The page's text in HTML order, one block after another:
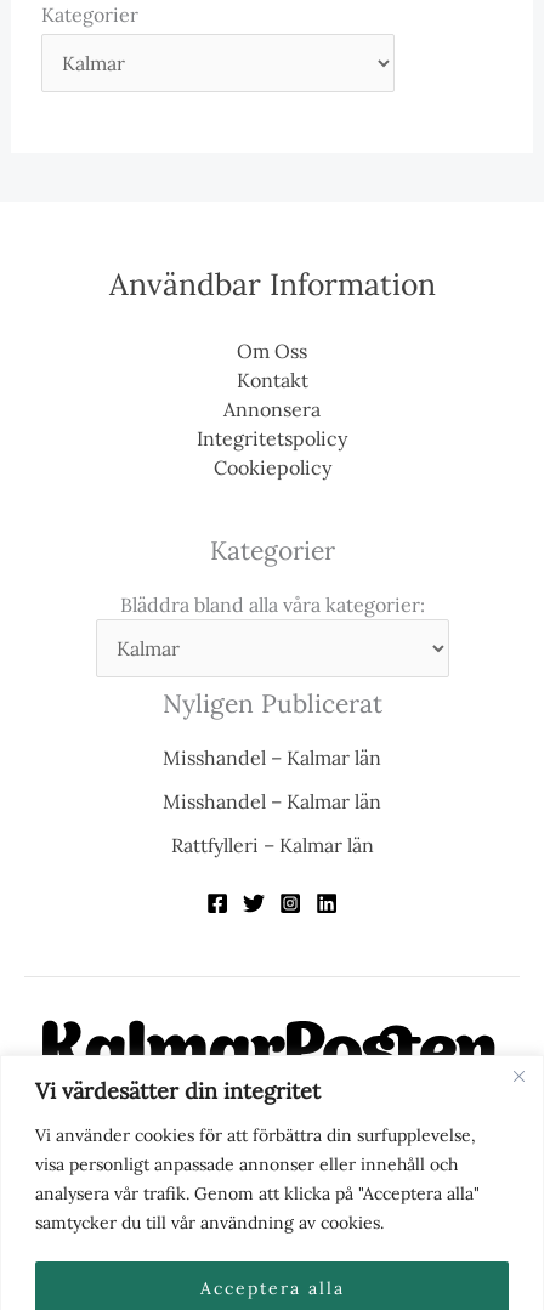
Vi värdesätter din integritet
Vi använder cookies för att förbättra din surfupplevelse,
visa personligt anpassade annonser eller innehåll och
analysera vår trafik. Genom att klicka på "Acceptera alla"
samtycker du till vår användning av cookies.
Acceptera alla
Kategorier
Användbar Information
Om Oss
Kontakt
Annonsera
Integritetspolicy
Cookiepolicy
Kategorier
Bläddra bland alla våra kategorier:
Nyligen Publicerat
Misshandel – Kalmar län
Misshandel – Kalmar län
Rattfylleri – Kalmar län
KalmarPosten är en modern lokalnyhetstidning på nätet. Med
fokus på Kalmarregionen, men också med blick för det större
perspektivet, vill vi vara din självklara kanal för nyheter,
berättelser och engagemang. KalmarPosten grundades 1988 och
fick nya ägare 2025.